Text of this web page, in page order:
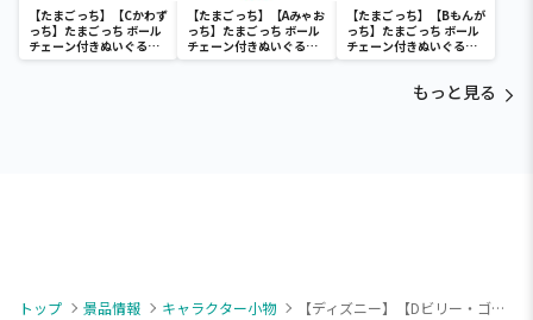
【たまごっち】【Cかわず
っち】たまごっち ボール
チェーン付きぬいぐるみ
～Tamagotchi
【たまごっち】【Aみゃお
っち】たまごっち ボール
チェーン付きぬいぐるみ
～Tamagotchi
【たまごっち】【Bもんが
っち】たまごっち ボール
チェーン付きぬいぐるみ
～Tamagotchi
もっと見る
トップ 景品情報 キャラクター小物
【ディズニー】【Dビリー・ゴート・グラフ】トイ・ストーリー “トイ・ストーリー”30周年 トイレトロ マスコット⑤